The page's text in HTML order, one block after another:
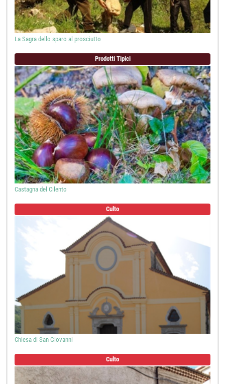
La Sagra dello sparo al prosciutto
Prodotti Tipici
Castagna del Cilento
Culto
Chiesa di San Giovanni
Culto